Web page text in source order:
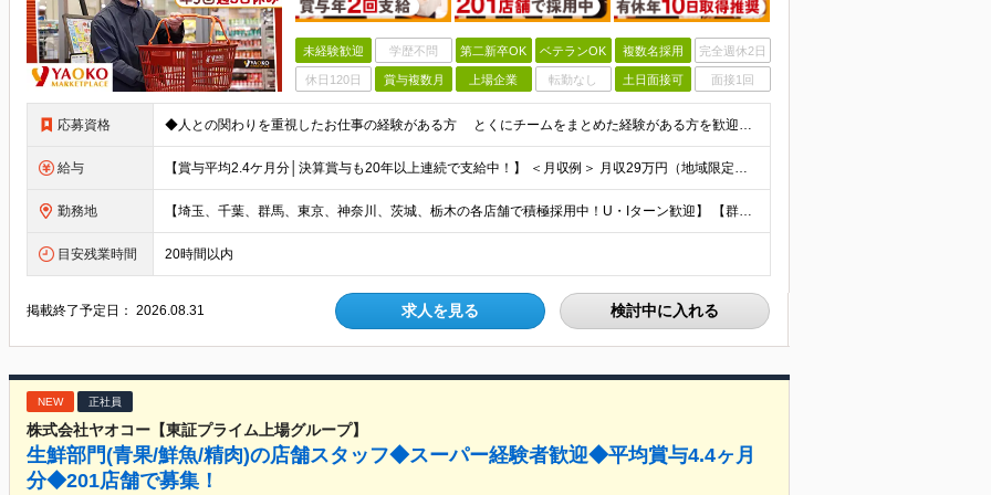
未経験歓迎 学歴不問 第二新卒OK ベテランOK 複数名採用 完全週休2日
休日120日 賞与複数月 上場企業 転勤なし 土日面接可 面接1回
応募資格 ◆人との関わりを重視したお仕事の経験がある方 とくにチームをまとめた経験がある方を歓迎します ┗例えば… □スーパーマーケット・ホームセンター・ドラッグストアなどの 小売業でチームをまと
給与 【賞与平均2.4ケ月分│決算賞与も20年以上連続で支給中！】 ＜月収例＞ 月収29万円（地域限定正社員／残業代・各種手当含む） 月収26万円（契約社員／残業代・各種手当含む） ◆月給：月給258,
勤務地 【埼玉、千葉、群馬、東京、神奈川、茨城、栃木の各店舗で積極採用中！U・Iターン歓迎】 【群馬県】 安中/伊勢崎/太田/桐生/高崎/館林/富岡/ 中之条/藤岡/前橋 【茨城県】 古河/取手/竜ヶ崎
目安残業時間 20時間以内
掲載終了予定日：2026.08.31 求人を見る 検討中に入れる
NEW 正社員
株式会社ヤオコー【東証プライム上場グループ】
生鮮部門(青果/鮮魚/精肉)の店舗スタッフ◆スーパー経験者歓迎◆平均賞与4.4ヶ月
分◆201店舗で募集！